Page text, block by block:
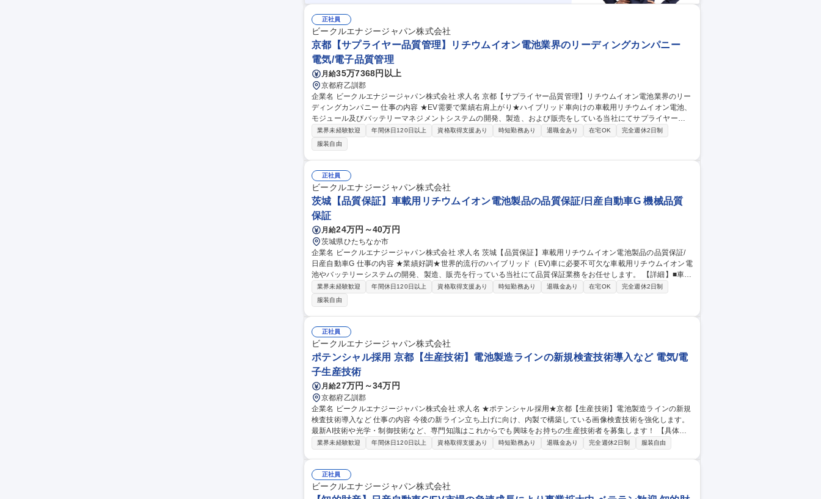
正社員
ビークルエナジージャパン株式会社
京都【サプライヤー品質管理】リチウムイオン電池業界のリーディングカンパニー
電気/電子品質管理
月給35万7368円以上
京都府乙訓郡
企業名 ビークルエナジージャパン株式会社 求人名 京都【サプライヤー品質管理】リチウムイオン電池業界のリー
ディングカンパニー 仕事の内容 ★EV需要で業績右肩上がり★ハイブリッド車向けの車載用リチウムイオン電池、
モジュール及びバッテリーマネジメントシステムの開発、製造、および販売をしている当社にてサプライヤー品
質管理をお任せします。 【詳細】工程監査、仕様書確認、不具合対応など、サプライヤーとの窓口として品質マ
ネジメントを担当いただきます。主にサプライヤから購入する部品、及びそのサプライヤの品質管理・指導（BM
Sに関連する電子製品、及び部品のサプライヤ品質管理・指導）を行います。 【出張】多くて3か月で1回程度の
国内出張が発生 募集職種 京都【サプライヤー品質管理】リチウムイオン電池業界のリーディングカンパニー
業界未経験歓迎 年間休日120日以上 資格取得支援あり 時短勤務あり 退職金あり 在宅OK
完全週休2日制
服装自由
正社員
ビークルエナジージャパン株式会社
茨城【品質保証】車載用リチウムイオン電池製品の品質保証/日産自動車G 機械品質
保証
月給24万円～40万円
茨城県ひたちなか市
企業名 ビークルエナジージャパン株式会社 求人名 茨城【品質保証】車載用リチウムイオン電池製品の品質保証/
日産自動車G 仕事の内容 ★業績好調★世界的流行のハイブリッド（EV)車に必要不可欠な車載用リチウムイオン電
池やバッテリーシステムの開発、製造、販売を行っている当社にて品質保証業務をお任せします。 【詳細】■車載
用リチウムイオン電池製品(モジュール、パック)の品質保証業務、特に量産品担当として顧客からの調査依頼対応
及び量産品変更案件対応をまずはお任せします。専門知識が無くても入社後にしっかりとOJTを通じて指導しま
す。 ■その後は品質保証課の役割である、製品及び工程の設計品質の確保・確認・証明、QMSの維持・管理を果
たすため、様々な業務をキャッチアップいただきます。 募集職種 茨城【品質保証】車載用リチウムイオン電池製
品の品質保証/日産自動車G
業界未経験歓迎 年間休日120日以上 資格取得支援あり 時短勤務あり 退職金あり 在宅OK
完全週休2日制
服装自由
正社員
ビークルエナジージャパン株式会社
ポテンシャル採用 京都【生産技術】電池製造ラインの新規検査技術導入など 電気/電
子生産技術
月給27万円～34万円
京都府乙訓郡
企業名 ビークルエナジージャパン株式会社 求人名 ★ポテンシャル採用★京都【生産技術】電池製造ラインの新規
検査技術導入など 仕事の内容 今後の新ライン立ち上げに向け、内製で構築している画像検査技術を強化します。
最新AI技術や光学・制御技術など、専門知識はこれからでも興味をお持ちの生産技術者を募集します！ 【具体的
に】■新検査技術の導入→ディープラーニング・生成AIなど最新技術と光学・制御技術を融合した革新的な検査技
就業場所の変更の範囲：会社の定める場所 募集職種 ★ポテンシャル採用★京都【生産技術】電池製造ラインの新
規検査技術導入など
業界未経験歓迎 年間休日120日以上 資格取得支援あり 時短勤務あり 退職金あり 完全週休2日制 服装自由
正社員
ビークルエナジージャパン株式会社